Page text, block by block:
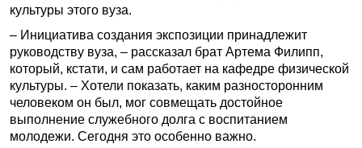
культуры этого вуза.
– Инициатива создания экспозиции принадлежит
руководству вуза, – рассказал брат Артема Филипп,
который, кстати, и сам работает на кафедре физической
культуры. – Хотели показать, каким разносторонним
человеком он был, мог совмещать достойное
выполнение служебного долга с воспитанием
молодежи. Сегодня это особенно важно.